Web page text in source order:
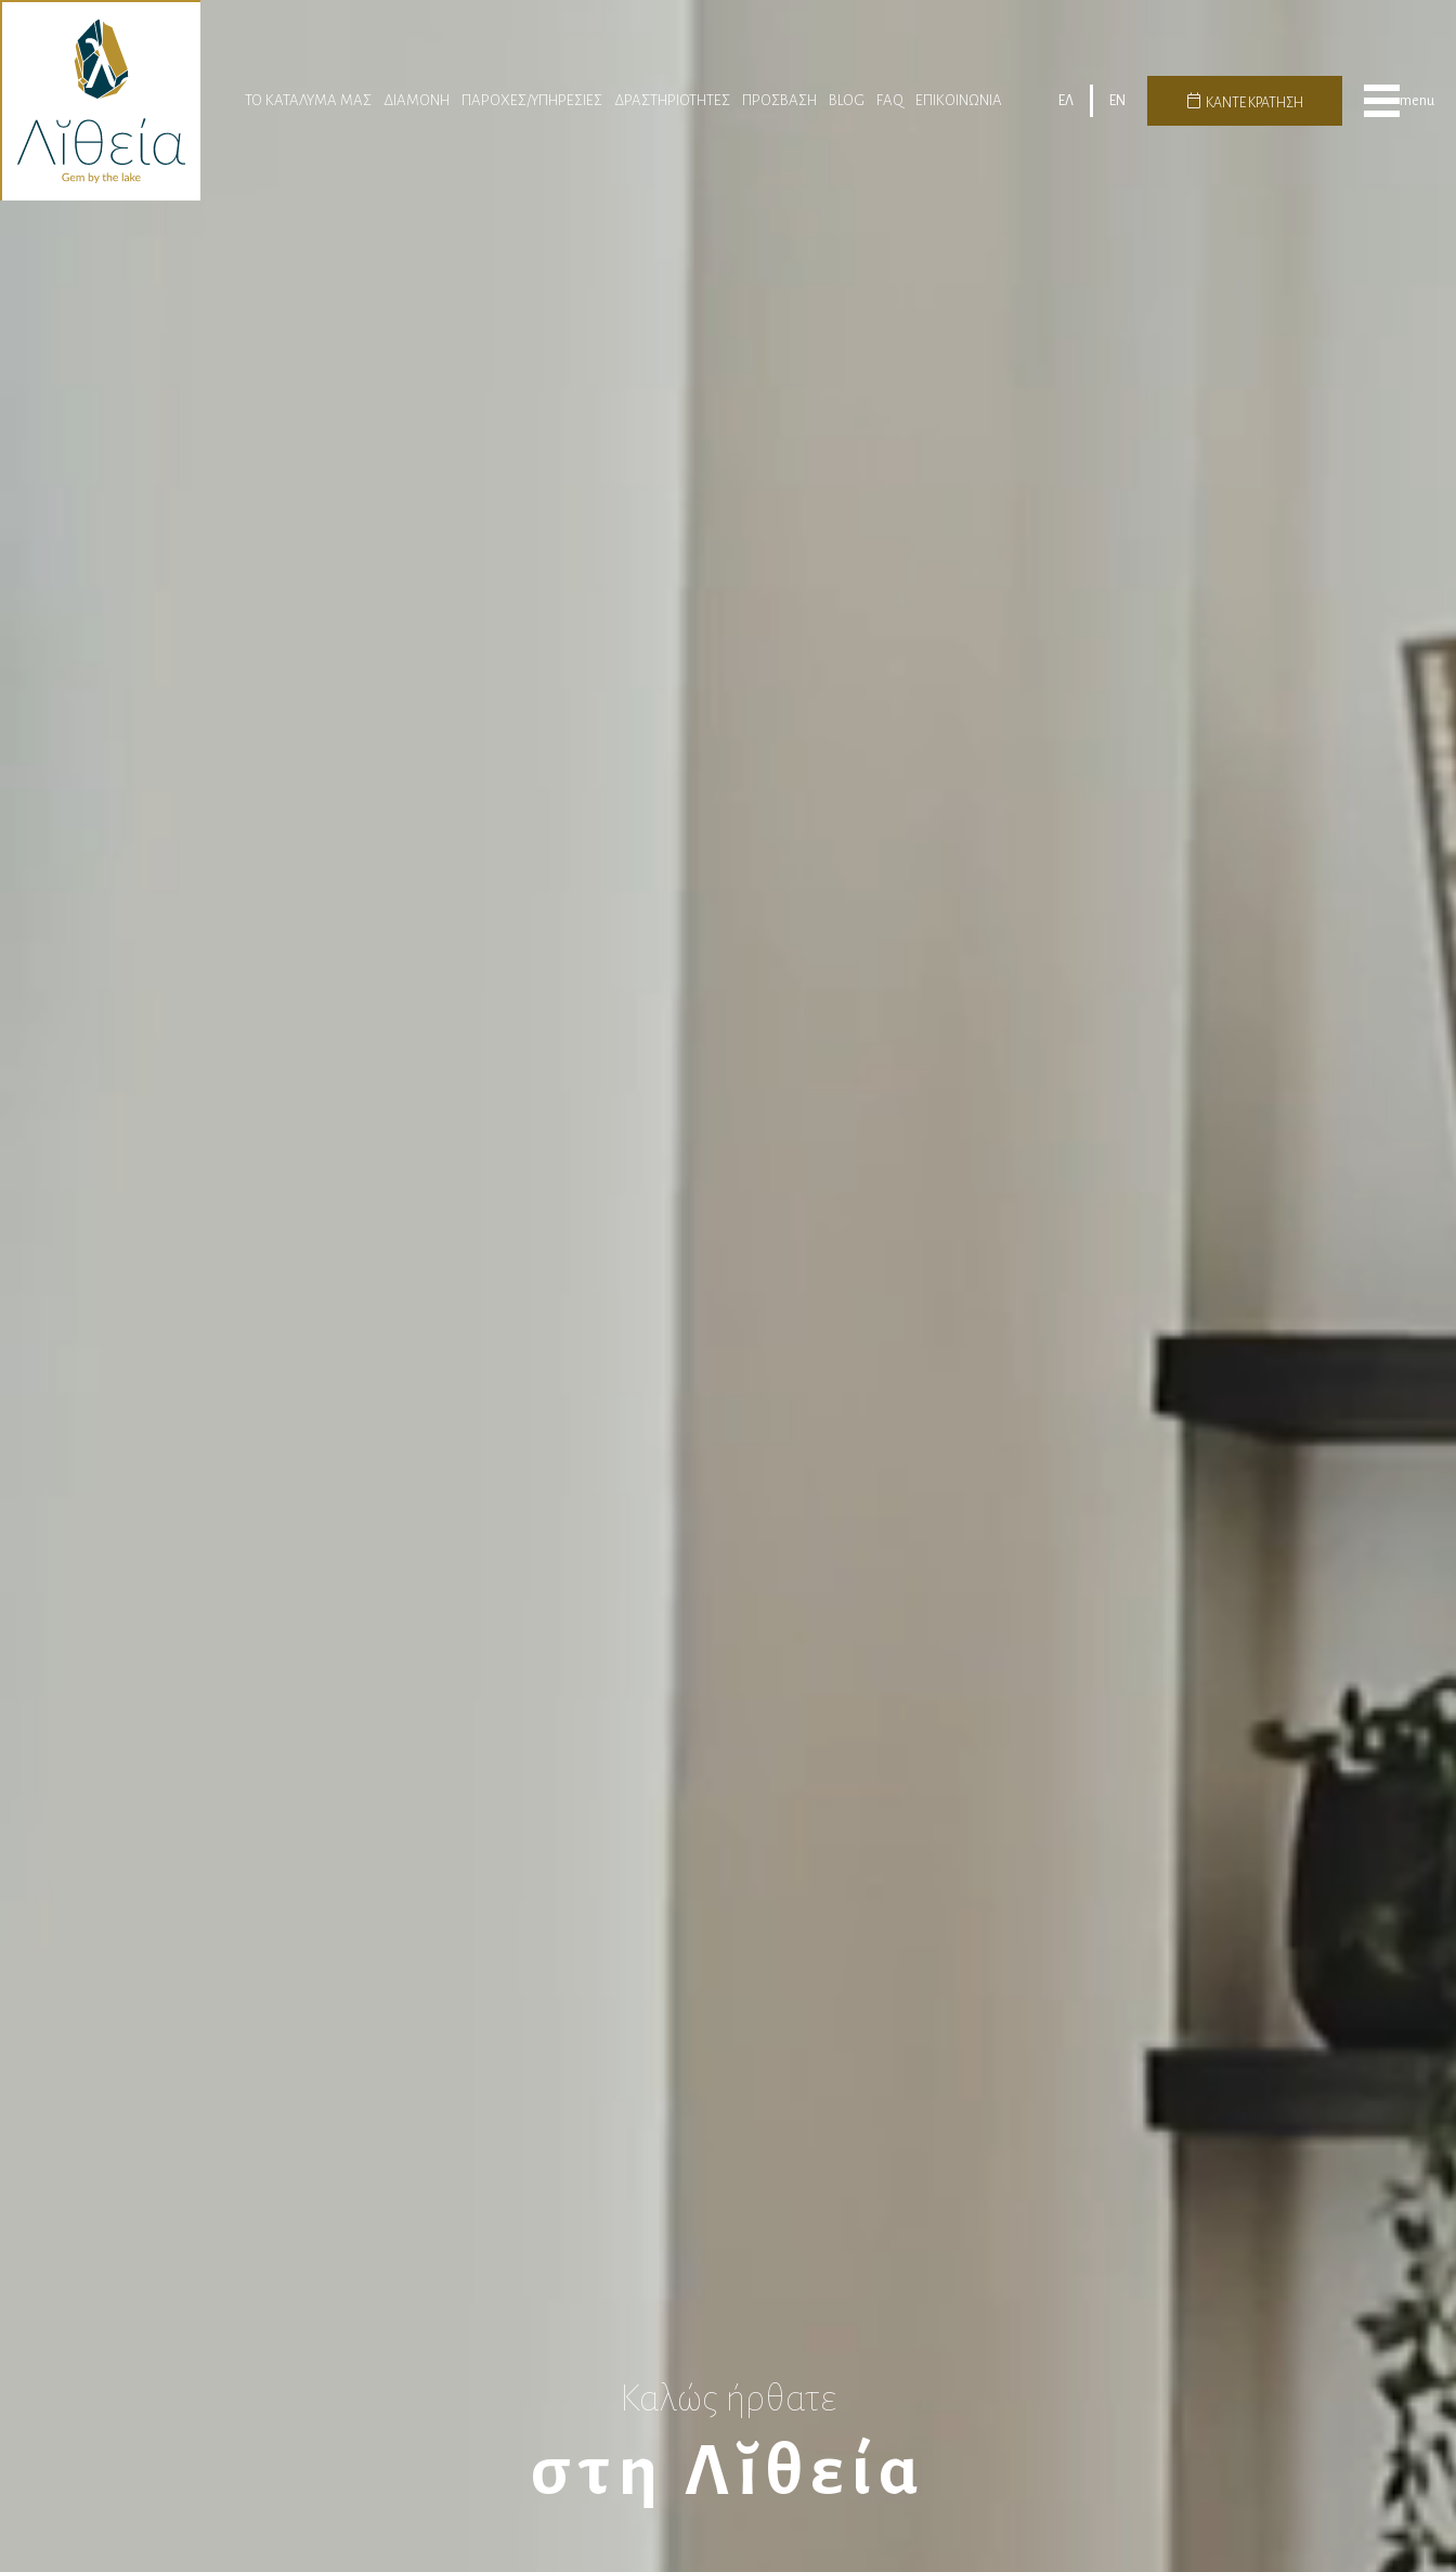
ΤΟ ΚΑΤΑΛΥΜΑ ΜΑΣ ΔΙΑΜΟΝΗ ΠΑΡΟΧΕΣ/ΥΠΗΡΕΣΊΕΣ ΔΡΑΣΤΗΡΙΌΤΗΤΕΣ ΠΡΌΣΒΑΣΗ BLOG FAQ ΕΠΙΚΟΙΝΩΝΙΑ ΕΛ EN ΚΑΝΤΕ ΚΡΑΤΗΣΗ menu
Καλώς ήρθατε
στη Λĭθεία